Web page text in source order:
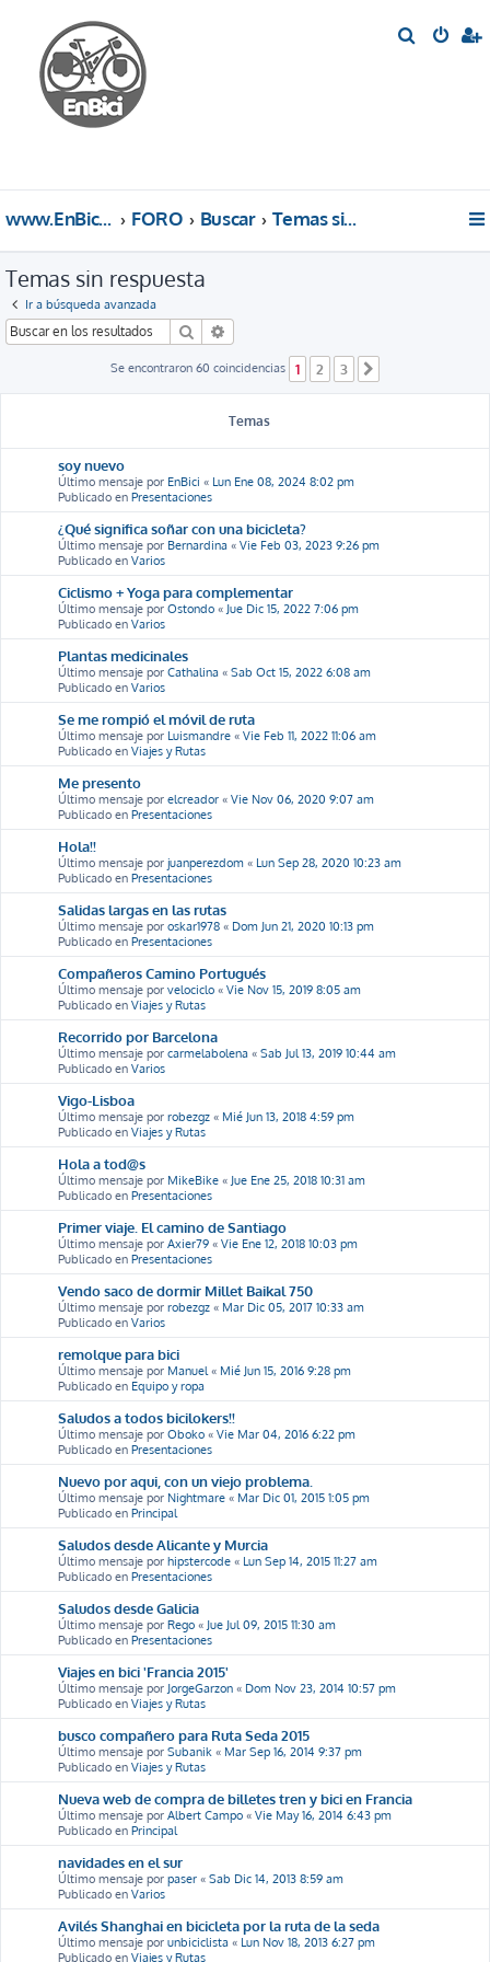
www.EnBici.eu FORO Buscar Temas sin respuesta
Temas sin respuesta
Ir a búsqueda avanzada
Buscar
Se encontraron 60 coincidencias 1 2 3
Temas
soy nuevo
Último mensaje por EnBici « Lun Ene 08, 2024 8:02 pm
Publicado en Presentaciones
¿Qué significa soñar con una bicicleta?
Último mensaje por Bernardina « Vie Feb 03, 2023 9:26 pm
Publicado en Varios
Ciclismo + Yoga para complementar
Último mensaje por Ostondo « Jue Dic 15, 2022 7:06 pm
Publicado en Varios
Plantas medicinales
Último mensaje por Cathalina « Sab Oct 15, 2022 6:08 am
Publicado en Varios
Se me rompió el móvil de ruta
Último mensaje por Luismandre « Vie Feb 11, 2022 11:06 am
Publicado en Viajes y Rutas
Me presento
Último mensaje por elcreador « Vie Nov 06, 2020 9:07 am
Publicado en Presentaciones
Hola!!
Último mensaje por juanperezdom « Lun Sep 28, 2020 10:23 am
Publicado en Presentaciones
Salidas largas en las rutas
Último mensaje por oskar1978 « Dom Jun 21, 2020 10:13 pm
Publicado en Presentaciones
Compañeros Camino Portugués
Último mensaje por velociclo « Vie Nov 15, 2019 8:05 am
Publicado en Viajes y Rutas
Recorrido por Barcelona
Último mensaje por carmelabolena « Sab Jul 13, 2019 10:44 am
Publicado en Varios
Vigo-Lisboa
Último mensaje por robezgz « Mié Jun 13, 2018 4:59 pm
Publicado en Viajes y Rutas
Hola a tod@s
Último mensaje por MikeBike « Jue Ene 25, 2018 10:31 am
Publicado en Presentaciones
Primer viaje. El camino de Santiago
Último mensaje por Axier79 « Vie Ene 12, 2018 10:03 pm
Publicado en Presentaciones
Vendo saco de dormir Millet Baikal 750
Último mensaje por robezgz « Mar Dic 05, 2017 10:33 am
Publicado en Varios
remolque para bici
Último mensaje por Manuel « Mié Jun 15, 2016 9:28 pm
Publicado en Equipo y ropa
Saludos a todos bicilokers!!
Último mensaje por Oboko « Vie Mar 04, 2016 6:22 pm
Publicado en Presentaciones
Nuevo por aqui, con un viejo problema.
Último mensaje por Nightmare « Mar Dic 01, 2015 1:05 pm
Publicado en Principal
Saludos desde Alicante y Murcia
Último mensaje por hipstercode « Lun Sep 14, 2015 11:27 am
Publicado en Presentaciones
Saludos desde Galicia
Último mensaje por Rego « Jue Jul 09, 2015 11:30 am
Publicado en Presentaciones
Viajes en bici 'Francia 2015'
Último mensaje por JorgeGarzon « Dom Nov 23, 2014 10:57 pm
Publicado en Viajes y Rutas
busco compañero para Ruta Seda 2015
Último mensaje por Subanik « Mar Sep 16, 2014 9:37 pm
Publicado en Viajes y Rutas
Nueva web de compra de billetes tren y bici en Francia
Último mensaje por Albert Campo « Vie May 16, 2014 6:43 pm
Publicado en Principal
navidades en el sur
Último mensaje por paser « Sab Dic 14, 2013 8:59 am
Publicado en Varios
Avilés Shanghai en bicicleta por la ruta de la seda
Último mensaje por unbiciclista « Lun Nov 18, 2013 6:27 pm
Publicado en Viajes y Rutas